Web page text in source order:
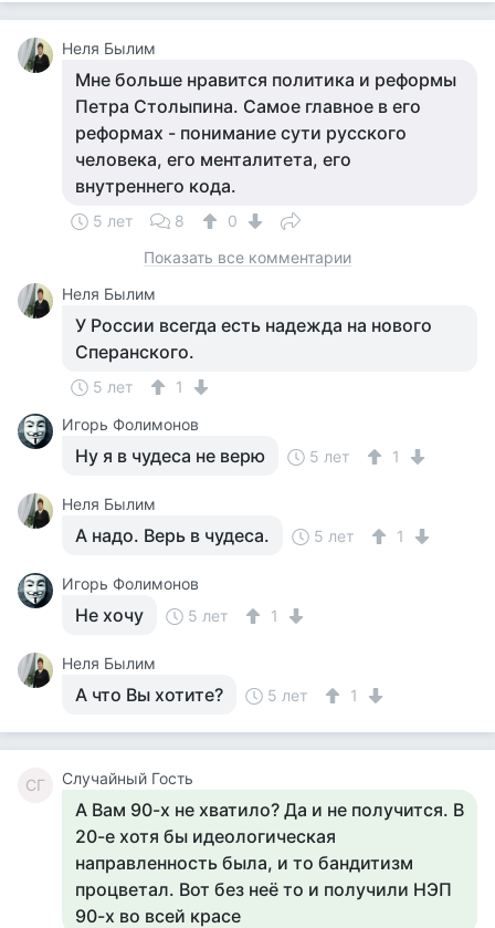
Неля Былим
Мне больше нравится политика и реформы
Петра Столыпина. Самое главное в его
реформах - понимание сути русского
человека, его менталитета, его
внутреннего кода.
5 лет 8
0
Показать все комментарии
Неля Былим
У России всегда есть надежда на нового
Сперанского.
5 лет
1
Игорь Фолимонов
Ну я в чудеса не верю 5 лет 1
Неля Былим
А надо. Верь в чудеса. 5 лет 1
Игорь Фолимонов
Не хочу 5 лет 1
Неля Былим
А что Вы хотите? 5 лет 1
СГ Случайный Гость
А Вам 90-х не хватило? Да и не получится. В
20-е хотя бы идеологическая
направленность была, и то бандитизм
процветал. Вот без неё то и получили НЭП
90-х во всей красе